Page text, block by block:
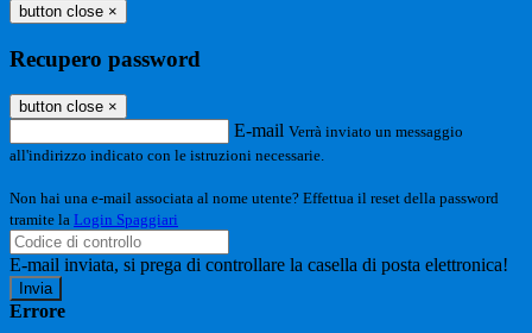
button close ×
Recupero password
button close ×
E-mail Verrà inviato un messaggio
all'indirizzo indicato con le istruzioni necessarie.
Non hai una e-mail associata al nome utente? Effettua il reset della password
tramite la Login Spaggiari
E-mail inviata, si prega di controllare la casella di posta elettronica!
Errore